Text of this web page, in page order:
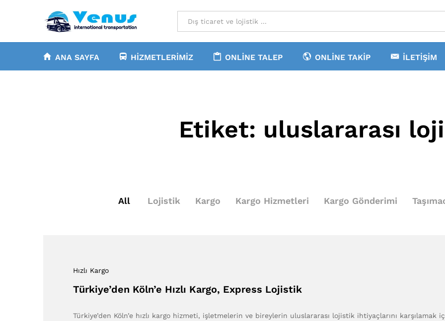
ANA SAYFA HIZMETLERIMIZ ONLINE TALEP ONLINE TAKIP İLETIŞIM
Etiket: uluslararası
All Lojistik Kargo Kargo Hizmetleri Kargo Gönderimi
Hızlı Kargo
Türkiye’den Köln’e Hızlı Kargo, Express Lojistik
Türkiye’den Köln’e hızlı kargo hizmeti, işletmelerin ve bireylerin uluslararası lojistik ihtiyaçlarını karşılamak